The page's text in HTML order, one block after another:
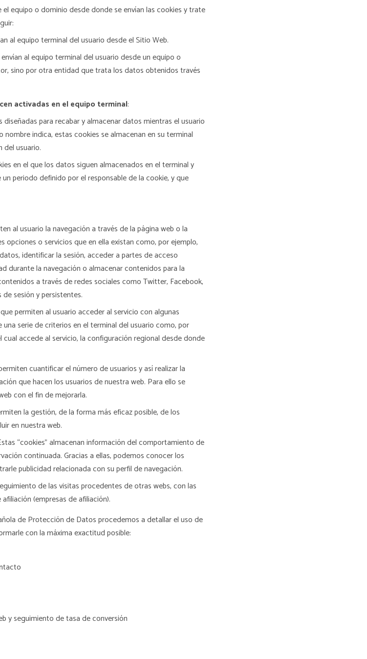
equipo o dominio desde donde se envían las cookies y trate
al equipo terminal del usuario desde el Sitio Web.
al equipo terminal del usuario desde un equipo o
sino por otra entidad que trata los datos obtenidos través
activadas en el equipo terminal:
para recabar y almacenar datos mientras el usuario
indica, estas cookies se almacenan en su terminal
del usuario.
en el que los datos siguen almacenados en el terminal y
periodo definido por el responsable de la cookie, y que
al usuario la navegación a través de la página web o la
o servicios que en ella existan como, por ejemplo,
identificar la sesión, acceder a partes de acceso
durante la navegación o almacenar contenidos para la
a través de redes sociales como Twitter, Facebook,
sesión y persistentes.
permiten al usuario acceder al servicio con algunas
serie de criterios en el terminal del usuario como, por
accede al servicio, la configuración regional desde donde
cuantificar el número de usuarios y así realizar la
que hacen los usuarios de nuestra web. Para ello se
con el fin de mejorarla.
la gestión, de la forma más eficaz posible, de los
en nuestra web.
“cookies” almacenan información del comportamiento de
continuada. Gracias a ellas, podemos conocer los
publicidad relacionada con su perfil de navegación.
de las visitas procedentes de otras webs, con las
(empresas de afiliación).
de Protección de Datos procedemos a detallar el uso de
con la máxima exactitud posible:
y seguimiento de tasa de conversión